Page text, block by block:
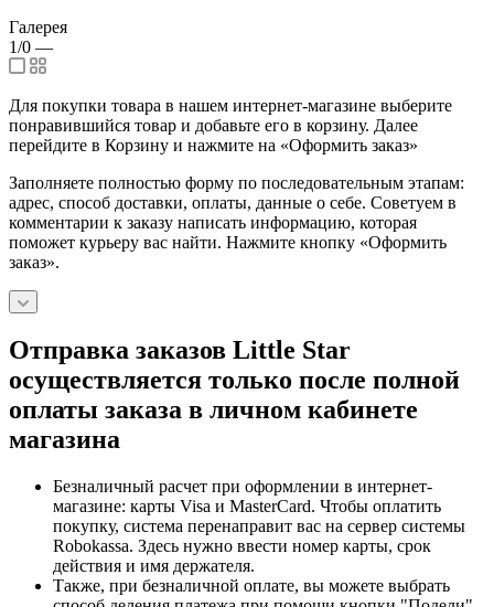
Галерея
1/0 —
Для покупки товара в нашем интернет-магазине выберите
понравившийся товар и добавьте его в корзину. Далее
перейдите в Корзину и нажмите на «Оформить заказ»
Заполняете полностью форму по последовательным этапам:
адрес, способ доставки, оплаты, данные о себе. Советуем в
комментарии к заказу написать информацию, которая
поможет курьеру вас найти. Нажмите кнопку «Оформить
заказ».
Отправка заказов Little Star
осуществляется только после полной
оплаты заказа в личном кабинете
магазина
Безналичный расчет при оформлении в интернет-
магазине: карты Visa и MasterCard. Чтобы оплатить
покупку, система перенаправит вас на сервер системы
Robokassa. Здесь нужно ввести номер карты, срок
действия и имя держателя.
Также, при безналичной оплате, вы можете выбрать